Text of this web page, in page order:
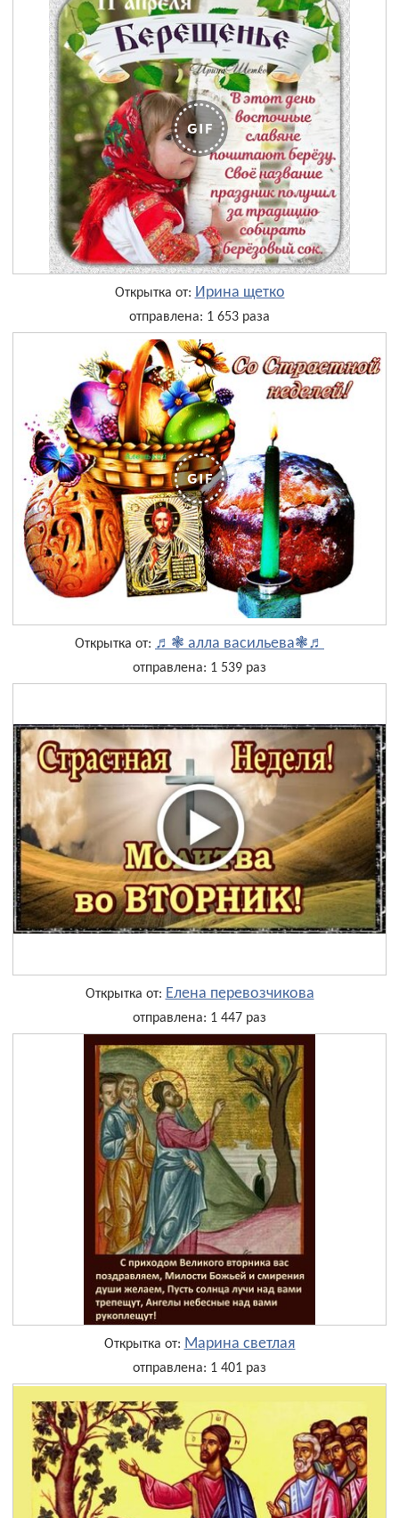
Открытка от: Ирина щетко
отправлена: 1 653 раза
Открытка от: ♬❃ алла васильева❃♬
отправлена: 1 539 раз
Открытка от: Елена перевозчикова
отправлена: 1 447 раз
Открытка от: Марина светлая
отправлена: 1 401 раз